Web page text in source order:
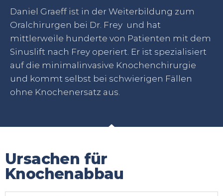
Daniel Graeff ist in der Weiterbildung zum
Oralchirurgen bei Dr. Frey und hat
mittlerweile hunderte von Patienten mit dem
Sinuslift nach Frey operiert. Er ist spezialisiert
auf die minimalinvasive Knochenchirurgie
und kommt selbst bei schwierigen Fällen
ohne Knochenersatz aus.
Ursachen für
Knochenabbau